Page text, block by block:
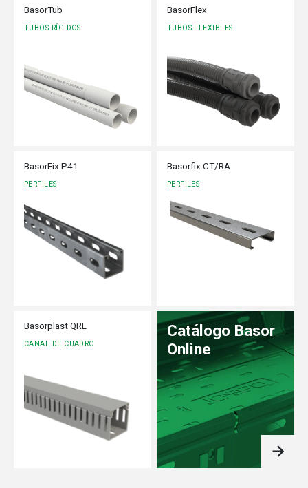
BasorTub
TUBOS RÍGIDOS
BasorFlex
TUBOS FLEXIBLES
BasorFix P41
PERFILES
Basorfix CT/RA
PERFILES
Basorplast QRL
CANAL DE CUADRO
Catálogo Basor
Online